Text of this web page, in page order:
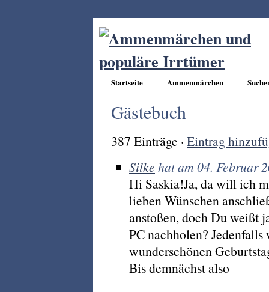
Startseite Ammenmärchen
Gästebuch
387 Einträge · Eintrag
Silke hat am 04. Februar
Hi Saskia!Ja, da will ich
lieben Wünschen
anstoßen, doch Du weißt
PC nachholen?
wunderschönen
Bis demnächst also